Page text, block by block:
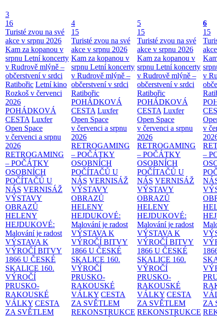
3
16
Turisté zvou na své
akce v srpnu 2026
Kam za kopanou v
srpnu Letní koncerty
v Rudrově mlýně –
občerstvení v srdci
Ratibořic Letní kino
Rozkoš v červenci
2026
POHÁDKOVÁ
CESTA Luxfer
Open Space
v červenci a srpnu
2026
RETROGAMING
– POČÁTKY
OSOBNÍCH
POČÍTAČŮ U
NÁS VERNISÁŽ
VÝSTAVY
OBRAZŮ
HELENY
HEJDUKOVÉ:
Malování je radost
VÝSTAVA K
VÝROČÍ BITVY
1866 U ČESKÉ
SKALICE 160.
VÝROČÍ
PRUSKO-
RAKOUSKÉ
VÁLKY CESTA
ZA SVĚTLEM
4
15
Turisté zvou na své
akce v srpnu 2026
Kam za kopanou v
srpnu Letní koncerty
v Rudrově mlýně –
občerstvení v srdci
Ratibořic
POHÁDKOVÁ
CESTA Luxfer
Open Space
v červenci a srpnu
2026
RETROGAMING
– POČÁTKY
OSOBNÍCH
POČÍTAČŮ U
NÁS VERNISÁŽ
VÝSTAVY
OBRAZŮ
HELENY
HEJDUKOVÉ:
Malování je radost
VÝSTAVA K
VÝROČÍ BITVY
1866 U ČESKÉ
SKALICE 160.
VÝROČÍ
PRUSKO-
RAKOUSKÉ
VÁLKY CESTA
ZA SVĚTLEM
REKONSTRUKCE
5
15
Turisté zvou na své
akce v srpnu 2026
Kam za kopanou v
srpnu Letní koncerty
v Rudrově mlýně –
občerstvení v srdci
Ratibořic
POHÁDKOVÁ
CESTA Luxfer
Open Space
v červenci a srpnu
2026
RETROGAMING
– POČÁTKY
OSOBNÍCH
POČÍTAČŮ U
NÁS VERNISÁŽ
VÝSTAVY
OBRAZŮ
HELENY
HEJDUKOVÉ:
Malování je radost
VÝSTAVA K
VÝROČÍ BITVY
1866 U ČESKÉ
SKALICE 160.
VÝROČÍ
PRUSKO-
RAKOUSKÉ
VÁLKY CESTA
ZA SVĚTLEM
REKONSTRUKCE
6
15
v
v
–
ZA